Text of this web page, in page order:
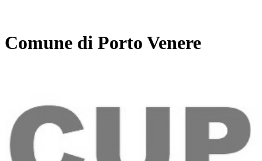
Comune di Porto Venere